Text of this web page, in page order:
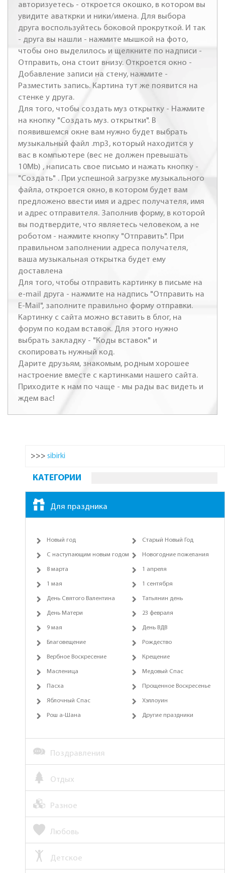
авторизуетесь - откроется окошко, в котором вы
увидите аваткрки и ники/имена. Для выбора
друга воспользуйтесь боковой прокруткой. И так
- друга вы нашли - нажмите мышкой на фото,
чтобы оно выделилось и щелкните по надписи -
Отправить, она стоит внизу. Откроется окно -
Добавление записи на стену, нажмите -
Разместить запись. Картина тут же появится на
стенке у друга.
Для того, чтобы создать муз открытку - Нажмите
на кнопку "Создать муз. открытки". В
появившемся окне вам нужно будет выбрать
музыкальный файл .mp3, который находится у
вас в компьютере (вес не должен превышать
10Mb) , написать свое письмо и нажать кнопку -
"Создать" . При успешной загрузке музыкального
файла, откроется окно, в котором будет вам
предложено ввести имя и адрес получателя, имя
и адрес отправителя. Заполнив форму, в которой
вы подтвердите, что являетесь человеком, а не
роботом - нажмите кнопку "Отправить". При
правильном заполнении адреса получателя,
ваша музыкальная открытка будет ему
доставлена
Для того, чтобы отправить картинку в письме на
e-mail друга - нажмите на надпись "Отправить на
E-Mail", заполните правильно форму отправки.
Картинку с сайта можно вставить в блог, на
форум по кодам вставок. Для этого нужно
выбрать закладку - "Коды вставок" и
скопировать нужный код.
Дарите друзьям, знакомым, родным хорошее
настроение вместе с картинками нашего сайта.
Приходите к нам по чаще - мы рады вас видеть и
ждем вас!
>>> sibirki
КАТЕГОРИИ
Для праздника
Новый год Старый Новый Год
С наступающим новым годом Новогодние пожелания
8 марта 1 апреля
1 мая 1 сентября
День Святого Валентина Татьянин день
День Матери 23 февраля
9 мая День ВДВ
Благовещение Рождество
Вербное Воскресение Крещение
Масленица Медовый Спас
Пасха Прощенное Воскресенье
Яблочный Спас Хэллоуин
Рош а-Шана Другие праздники
Поздравления
Отдых
Разное
Любовь
Детское